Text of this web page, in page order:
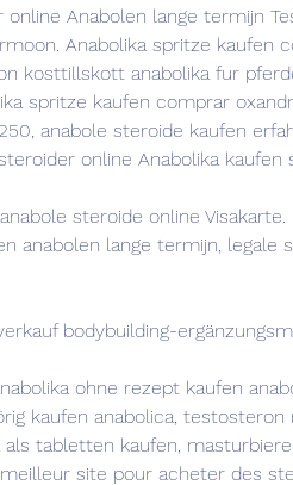
Anabolen lange termijn
Anabolika spritze kaufen
kosttillskott anabolika fur
spritze kaufen comprar
anabole steroide kaufen
online Anabolika
steroide online Visakarte.
anabolen lange termijn, legale
bodybuilding-
ohne rezept kaufen
kaufen anabolica,
als tabletten kaufen,
site pour acheter des